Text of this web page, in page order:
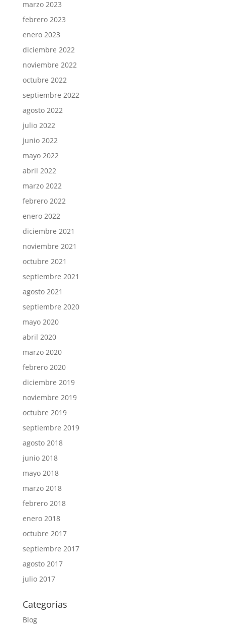
marzo 2023
febrero 2023
enero 2023
diciembre 2022
noviembre 2022
octubre 2022
septiembre 2022
agosto 2022
julio 2022
junio 2022
mayo 2022
abril 2022
marzo 2022
febrero 2022
enero 2022
diciembre 2021
noviembre 2021
octubre 2021
septiembre 2021
agosto 2021
septiembre 2020
mayo 2020
abril 2020
marzo 2020
febrero 2020
diciembre 2019
noviembre 2019
octubre 2019
septiembre 2019
agosto 2018
junio 2018
mayo 2018
marzo 2018
febrero 2018
enero 2018
octubre 2017
septiembre 2017
agosto 2017
julio 2017
Categorías
Blog